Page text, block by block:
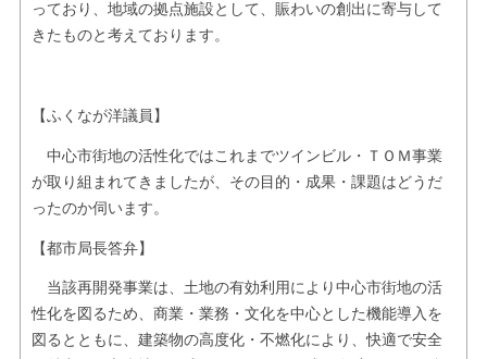
っており、地域の拠点施設として、賑わいの創出に寄与して
きたものと考えております。
【ふくなが洋議員】
中心市街地の活性化ではこれまでツインビル・ＴＯＭ事業
が取り組まれてきましたが、その目的・成果・課題はどうだ
ったのか伺います。
【都市局長答弁】
当該再開発事業は、土地の有効利用により中心市街地の活
性化を図るため、商業・業務・文化を中心とした機能導入を
図るとともに、建築物の高度化・不燃化により、快適で安全